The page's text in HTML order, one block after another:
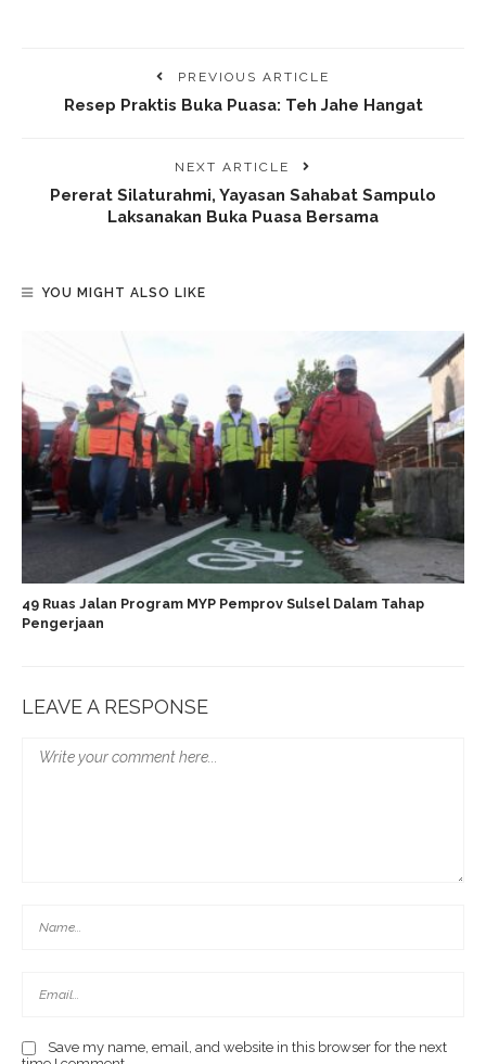
PREVIOUS ARTICLE
Resep Praktis Buka Puasa: Teh Jahe Hangat
NEXT ARTICLE
Pererat Silaturahmi, Yayasan Sahabat Sampulo
Laksanakan Buka Puasa Bersama
YOU MIGHT ALSO LIKE
49 Ruas Jalan Program MYP Pemprov Sulsel Dalam Tahap
Pengerjaan
LEAVE A RESPONSE
Save my name, email, and website in this browser for the next